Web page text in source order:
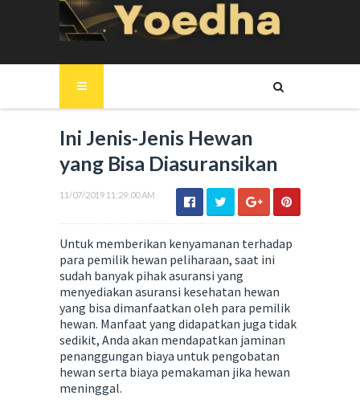
Ini Jenis-Jenis Hewan
yang Bisa Diasuransikan
11/07/2019 11:29:00 AM
Untuk memberikan kenyamanan terhadap
para pemilik hewan peliharaan, saat ini
sudah banyak pihak asuransi yang
menyediakan asuransi kesehatan hewan
yang bisa dimanfaatkan oleh para pemilik
hewan. Manfaat yang didapatkan juga tidak
sedikit, Anda akan mendapatkan jaminan
penanggungan biaya untuk pengobatan
hewan serta biaya pemakaman jika hewan
meninggal.